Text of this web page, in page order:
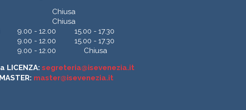
Chiusa
Chiusa
9.00 - 12.00
15.00 - 17.30
9.00 - 12.00
15.00 - 17.30
9.00 - 12.00
Chiusa
LICENZA: segreteria@isevenezia.it
master@isevenezia.it